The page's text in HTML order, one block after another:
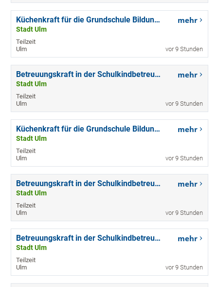
Küchenkraft für die Grundschule Bildungshaus Ulmer Spatz (m/w/d)
Stadt Ulm
Teilzeit
Ulm
mehr
vor 9 Stunden
Betreuungskraft in der Schulkindbetreuung für die Grundschule am Tannenplatz (m/w/d)
Stadt Ulm
Teilzeit
Ulm
mehr
vor 9 Stunden
Küchenkraft für die Grundschule Bildungshaus Ulmer Spatz (m/w/d)
Stadt Ulm
Teilzeit
Ulm
mehr
vor 9 Stunden
Betreuungskraft in der Schulkindbetreuung für die Grundschule am Tannenplatz (m/w/d)
Stadt Ulm
Teilzeit
Ulm
mehr
vor 9 Stunden
Betreuungskraft in der Schulkindbetreuung für die Grundschule am Tannenplatz (m/w/d)
Stadt Ulm
Teilzeit
Ulm
mehr
vor 9 Stunden